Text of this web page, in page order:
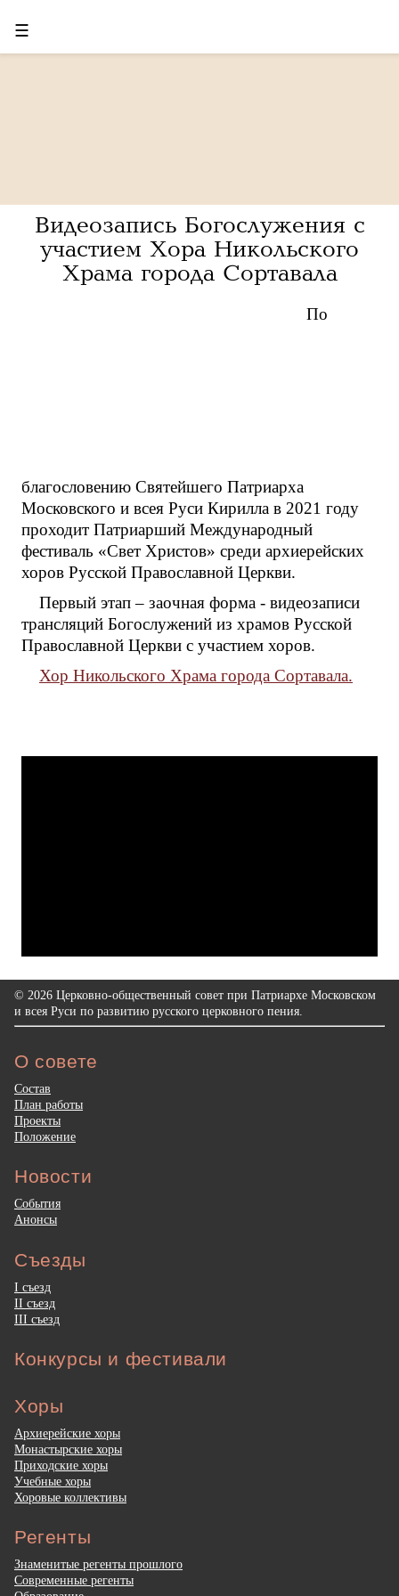
☰
Видеозапись Богослужения с
участием Хора Никольского
Храма города Сортавала
По
благословению Святейшего Патриарха
Московского и всея Руси Кирилла в 2021 году
проходит Патриарший Международный
фестиваль «Свет Христов» среди архиерейских
хоров Русской Православной Церкви.
Первый этап – заочная форма - видеозаписи
трансляций Богослужений из храмов Русской
Православной Церкви с участием хоров.
Хор Никольского Храма города Сортавала.
© 2026 Церковно-общественный совет при Патриархе Московском
и всея Руси по развитию русского церковного пения.
О совете
Состав
План работы
Проекты
Положение
Новости
События
Анонсы
Съезды
I съезд
II съезд
III съезд
Конкурсы и фестивали
Хоры
Архиерейские хоры
Монастырские хоры
Приходские хоры
Учебные хоры
Хоровые коллективы
Регенты
Знаменитые регенты прошлого
Современные регенты